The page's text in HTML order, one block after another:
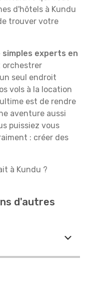
d'hôtels à Kundu
trouver votre
simples experts en
orchestrer
seul endroit
vols à la location
est de rendre
aventure aussi
puissiez vous
: créer des
à Kundu ?
d'autres